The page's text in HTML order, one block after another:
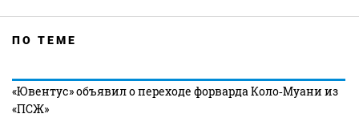
ПО ТЕМЕ
«Ювентус» объявил о переходе форварда Коло‑Муани из
«ПСЖ»